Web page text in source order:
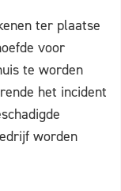
ter plaatse
voor
te worden
het incident
worden